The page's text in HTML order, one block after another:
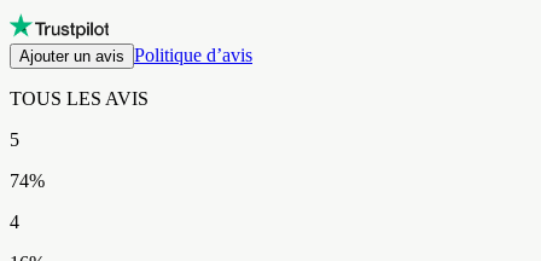
Ajouter un avis Politique d’avis
TOUS LES AVIS​​​​‌ ‍ ​‍​‍‌‍ ‌ ​‍‌‍‍‌‌‍‌ ‌‍‍‌‌‍ ‍​‍​‍​ ‍‍​‍​‍‌ ​ ‌‍​‌‌‍ ‍‌‍‍‌‌ ‌​‌ ‍‌​‍ ‍‌‍‍‌‌‍ ​‍​‍​‍ ​​‍​‍‌‍‍​‌ ​‍‌‍‌‌‌‍‌‍​‍​‍​ ‍‍​‍​‍‌‍‍​‌ ‌​‌ ‌​‌ ​​‌ ​ ​ ‍‍​‍ ​‍ ‌‍ ​‌‍ ‌‍​ ‌‍​‌‌‍ ​‌‍‍​‌‍ ‌ ​ ‌ ‌​​ ‍‍​ ​ ​ ​​​ ​​​ ​​​‍ ‌ ​ ‌ ‌​‌ ‌‌‌‍‌​‌‍‍‌‌‍ ​‍ ‌‍‍‌‌‍ ‍‌ ‌​‌‍‌‌‌‍ ‍‌ ‌​​‍ ‌‍‌‌‌‍‌​‌‍‍‌‌ ‌​​‍ ‌‍ ‌‌‍ ‌‍‌​‌‍‌‌​ ‌‌ ​​‌ ​‍‌‍‌‌‌ ​ ‌‍‌‌‌‍ ‍‌ ‌​‌‍​‌‌ ‌​‌‍‍‌‌‍ ‌‍ ‍​ ‍ ‌‍‍‌‌‍‌​​ ‌‌‍​‌‌‍​‍​ ​‍​ ‌‌‌‍​‍​ ‌‌​ ​‍‌‍‌‌​‍ ‌‌‍​ ​ ‌ ​ ‌ ​ ‌​​‍ ‌​ ‌​​ ‍​​ ​‍​ ​ ​‍ ‌‌‍​‍‌‍​‍​ ‍​​ ‌ ​‍ ‌​ ​ ​ ​ ‌‍‌‌‌‍‌​‌‍‌‌​ ​​‌‍​‌​ ​‌​ ‌‍‌‍‌​‌‍‌‍​ ‌ ​ ‍ ‌ ‌​‌ ‍‌‌ ​​‌‍‌‌​ ‌‌ ​​‌‍‌​‌ ​​​ ‍ ‌ ​​‌‍​‌‌ ‌​‌‍‍​​ ‌‌ ‌‍‌‍​‌‌‍ ​‌ ‌‌‌‍‌‌‌​​‌‌‍‌​‌‍‌​‌‍‌‌‌‍‌​‌‌​ ‌‍‌‌‌‍​ ‌ ‌​‌‍‍‌‌‍ ‌‍ ‍‌ ​ ​‍‌‌​ ‌‌‌​​‍‌‌ ‌‍‍ ‌‍‌‌‌ ‍‌​‍‌‌​ ​ ‌​‌​​‍‌‌​ ​ ‌​‌​​‍‌‌​ ​‍​ ​‍‌‍‌‌​ ‌ ​ ‌‍‌‍​ ​ ‌‌​ ​​​ ‌‌​ ​‌​ ‍‌​ ‌​​ ​‍​ ‌ ​‍‌‌​ ​‍​ ​‍​‍‌‌​ ‌‌‌​‌​​‍ ‍‌ ​‍‌‍‌‌‌ ‌‍‌‍‍‌‌‍‌‌‌ ‌ ‌‌​ ‌ ‌‌‌‍ ‌‌‍ ‌‌‍​‌‌ ​‍‌ ‍‌‌‌‌​‌‍‌‌‌‍ ‌‌ ​​‌‍ ​‌‍​‌‌ ‌​‌‍‌‌​‍ ‍‌‍​‍‌ ​‍‌‍‌‌‌‍​‌‌‍‍ ‌‍‌​‌‍ ‌ ‌ ‌‍ ‍‌​‌​‌‍​‌‌ ‌​‌‍​‌​‍ ‍‌ ‌​‌‍‍‌‌ ‌​‌‍ ​‌‍‌‌​ ‌‍​‍‌‍​‌‌ ​ ‌‍‌‌‌‌‌‌‌ ​‍‌‍ ​​ ‌‌‍‍​‌ ‌​‌ ‌​‌ ​​‌ ​ ​‍‌‌​ ​ ‌​​‌​‍‌‌​ ​‍‌​‌‍​‍‌‌​ ​‍‌​‌‍‌‍ ​‌‍ ‌‍​ ‌‍​‌‌‍ ​‌‍‍​‌‍ ‌ ​ ‌ ‌​​‍‌‌​ ​ ‌​​‌​ ​ ​ ​​​ ​​​ ​​​‍‌‌​ ​‍‌​‌‍‌ ​ ‌ ‌​‌ ‌‌‌‍‌​‌‍‍‌‌‍ ​‍‌‍‌‍‍‌‌‍‌​​ ‌‌‍​‌‌‍​‍​ ​‍​ ‌‌‌‍​‍​ ‌‌​ ​‍‌‍‌‌​‍ ‌‌‍​ ​ ‌ ​ ‌ ​ ‌​​‍ ‌​ ‌​​ ‍​​ ​‍​ ​ ​‍ ‌‌‍​‍‌‍​‍​ ‍​​ ‌ ​‍ ‌​ ​ ​ ​ ‌‍‌‌‌‍‌​‌‍‌‌​ ​​‌‍​‌​ ​‌​ ‌‍‌‍‌​‌‍‌‍​ ‌ ​‍‌‍‌ ‌​‌ ‍‌‌ ​​‌‍‌‌​ ‌‌ ​​‌‍‌​‌ ​​​‍‌‍‌ ​​‌‍​‌‌ ‌​‌‍‍​​ ‌‌ ‌‍‌‍​‌‌‍ ​‌ ‌‌‌‍‌‌‌​​‌‌‍‌​‌‍‌​‌‍‌‌‌‍‌​‌‌​ ‌‍‌‌‌‍​ ‌ ‌​‌‍‍‌‌‍ ‌‍ ‍‌ ​ ​‍‌‌​ ‌‌‌​​‍‌‌ ‌‍‍ ‌‍‌‌‌ ‍‌​‍‌‌​ ​ ‌​‌​​‍‌‌​ ​ ‌​‌​​‍‌‌​ ​‍​ ​‍‌‍‌‌​ ‌ ​ ‌‍‌‍​ ​ ‌‌​ ​​​ ‌‌​ ​‌​ ‍‌​ ‌​​ ​‍​ ‌ ​‍‌‌​ ​‍​ ​‍​‍‌‌​ ‌‌‌​‌​​‍ ‍‌ ​‍‌‍‌‌‌ ‌‍‌‍‍‌‌‍‌‌‌ ‌ ‌‌​ ‌ ‌‌‌‍ ‌‌‍ ‌‌‍​‌‌ ​‍‌ ‍‌‌‌‌​‌‍‌‌‌‍ ‌‌ ​​‌‍ ​‌‍​‌‌ ‌​‌‍‌‌​‍ ‍‌‍​‍‌ ​‍‌‍‌‌‌‍​‌‌‍‍ ‌‍‌​‌‍ ‌ ‌ ‌‍ ‍‌​‌​‌‍​‌‌ ‌​‌‍​‌​‍ ‍‌ ‌​‌‍‍‌‌ ‌​‌‍ ​‌‍‌‌​‍‌‍‌ ​​‌‍‌‌‌ ​‍‌ ​ ‌ ​​‌‍‌‌‌‍​ ‌ ‌​‌‍‍‌‌ ‌‍‌‍‌‌​ ‌‌ ​​‌ ‌‌‌‍​‍‌‍ ​‌‍‍‌‌ ​ ‌‍‍​‌‍‌‌‌‍‌​​‍​‍‌ ‌
5
74%
4